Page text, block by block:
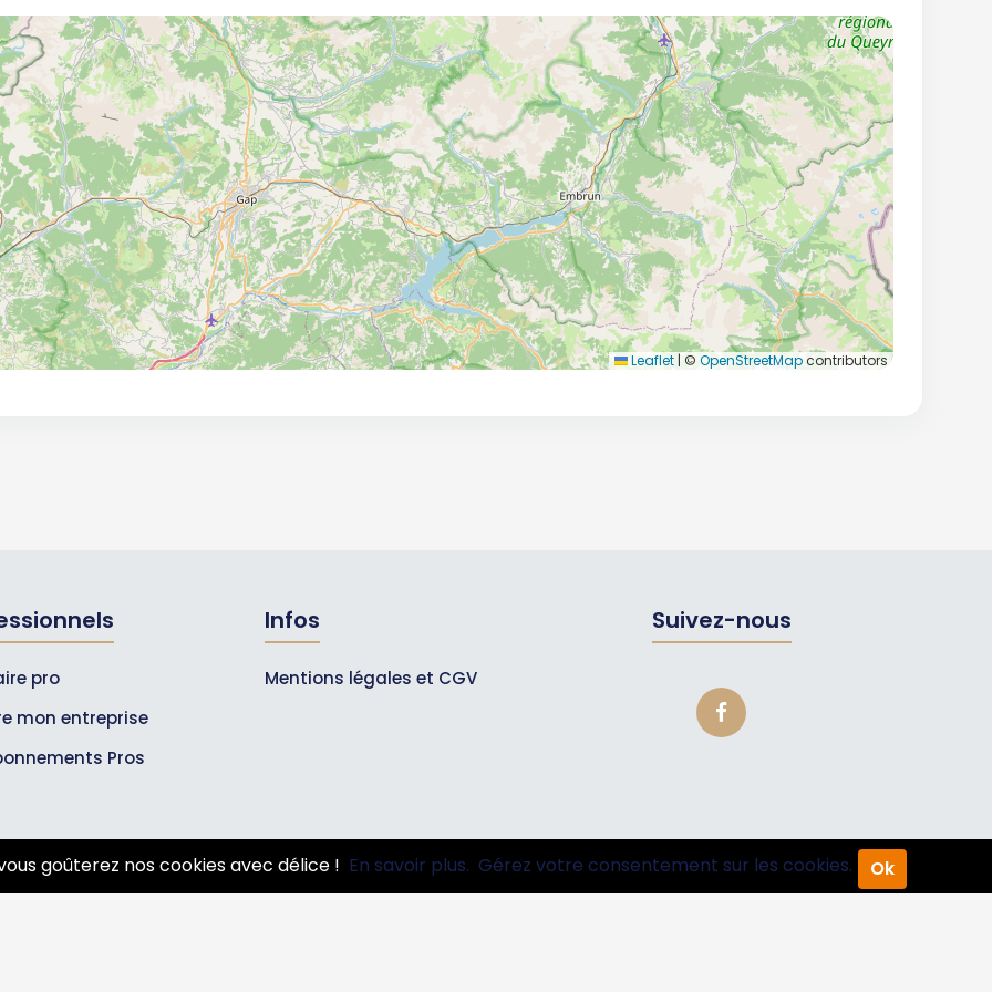
Leaflet | © OpenStreetMapcontributors
pro
mon entreprise
Pros
Infos
Mentions légales et CGV
Suivez-nous
goûterez nos cookies avec délice ! En savoir plus. Gérez votre consentement sur les cookies. Ok